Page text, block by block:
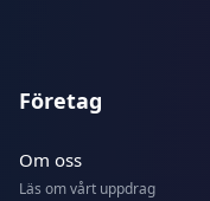
Företag
Om oss
Läs om vårt uppdrag